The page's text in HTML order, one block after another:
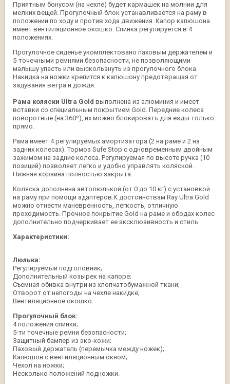
Приятным бонусом (на чехле) будет кармашек на молнии для
мелких вещей. Прогулочный блок устанавливается на раму в
положении по ходу и против хода движения. Капор капюшона
имеет вентиляционное окошко. Спинка регулируется в 4
положениях.
Прогулочное сиденье укомплектовано паховым держателем и
5-точечными ремнями безопасности, не позволяющими
малышу упасть или выскользнуть из прогулочного блока.
Накидка на ножки крепится к капюшону предотвращая от
задувания ветра и дождя.
Рама коляски Ultra Goldвыполнена из алюминия и имеет
вставки со специальным покрытием Gold. Передние колеса
поворотные (на 360º), их можно блокировать для езды только
прямо.
Рама имеет 4 регулируемых амортизатора (2 на раме и 2 на
задних колесах). Тормоз Sufe Stop с одновременным двойным
зажимом на задние колеса. Регулируемая по высоте ручка (10
позиций) позволяет легко и удобно управлять коляской.
Нижняя корзина полностью закрыта.
Коляска дополнена автолюлькой (от 0 до 10 кг) с установкой
на раму при помощи адаптеров.К достоинствам Ray Ultra Gold
можно отнести маневренность, легкость, отличную
проходимость. Прочное покрытие Gold на раме и ободах колес
дополнительно подчеркивает ее эксклюзивность и стиль.
Характеристики:
Люлька:
Регулируемый подголовник;
Дополнительный козырек на капоре;
Съемная обивка внутри из хлопчатобумажной ткани;
Отворот от непогоды на чехле накидке;
Вентиляционное окошко.
Прогулочный блок:
4 положения спинки;
5-ти точечные ремни безопасности;
Защитный бампер из эко-кожи;
Паховый держатель (перемычка между ножек);
Капюшон с вентиляционным окном;
Чехол на ножки;
Несколько положений подножки.